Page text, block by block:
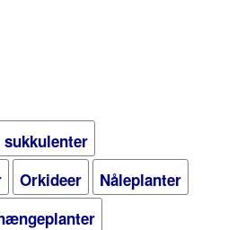
sukkulenter
Orkideer
Nåleplanter